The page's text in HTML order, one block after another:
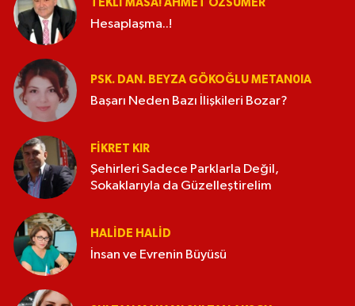
TEKLI MASA! AHMET ÖZSÜMER
Hesaplaşma..!
PSK. DAN. BEYZA GÖKOĞLU METAN0IA
Başarı Neden Bazı İlişkileri Bozar?
FIKRET KIR
Şehirleri Sadece Parklarla Değil,
Sokaklarıyla da Güzelleştirelim
HALIDE HALID
İnsan ve Evrenin Büyüsü